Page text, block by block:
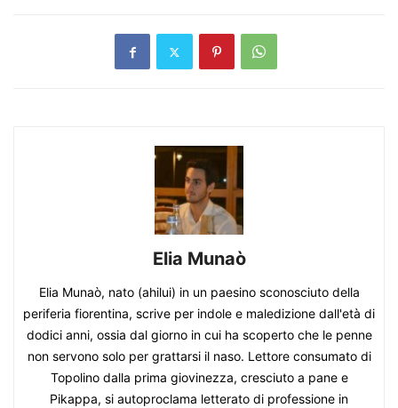
Elia Munaò
Elia Munaò, nato (ahilui) in un paesino sconosciuto della
periferia fiorentina, scrive per indole e maledizione dall'età di
dodici anni, ossia dal giorno in cui ha scoperto che le penne
non servono solo per grattarsi il naso. Lettore consumato di
Topolino dalla prima giovinezza, cresciuto a pane e
Pikappa, si autoproclama letterato di professione in